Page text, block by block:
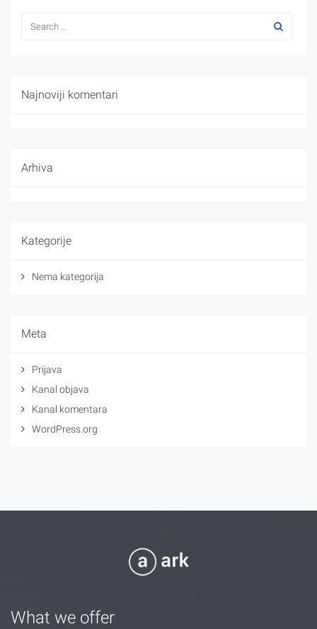
Najnoviji komentari
Arhiva
Kategorije
Nema kategorija
Meta
Prijava
Kanal objava
Kanal komentara
WordPress.org
What we offer